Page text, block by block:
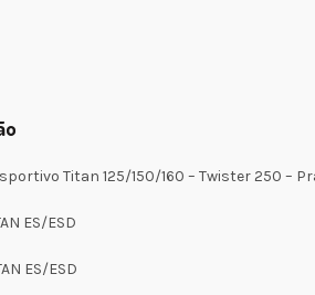
Titan 125/150/160 – Twister 250 –
ES/ESD
ES/ESD